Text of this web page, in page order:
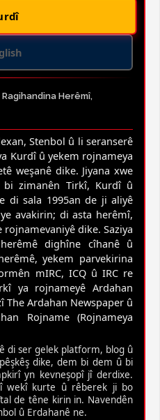
Herêmî,
Stenbol û li seranserê
Kurdî û yekem rojnameya
weşanê dike. Jiyana xwe
zimanên Tirkî, Kurdî û
di sala 1995an de ji aliyê
avakirin; di asta herêmî,
dike. Saziya
dighîne cîhanê û
yekem parvekirina
mIRC, ICQ û IRC re
ya rojnameyê Ardahan
The Ardahan Newspaper û
Rojname (Rojnameya
di ser gelek platform, blog û
dike, dem bi dem û bi
yn kevneşopî jî derdixe.
wekî kurte û rêberek ji bo
de têne kirin in. Navendên
û Erdahanê ne.